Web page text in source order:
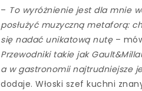
– To wyróżnienie jest dla mnie
posłużyć muzyczną metaforą:
się nadać unikatową nutę–
Przewodniki takie jak
a w gastronomii najtrudniejsze
dodaje. Włoski szef kuchni